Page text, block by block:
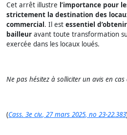
Cet arrêt illustre l’importance pour
strictement la destination des
commercial. Il estessentiel
bailleuravant toute transformation
exercée dans les locaux loués.
Ne pas hésitez à solliciter un avis en cas
(Cass. 3e civ., 27 mars 2025, no 23-22.383